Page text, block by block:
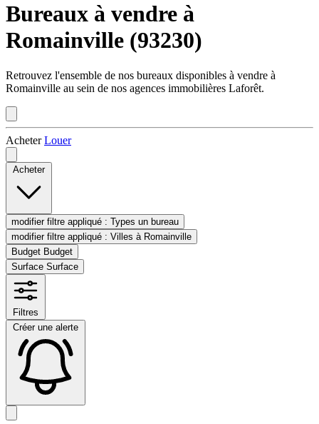
Bureaux à vendre à
Romainville (93230)
Retrouvez l'ensemble de nos bureaux disponibles à vendre à
Romainville au sein de nos agences immobilières Laforêt.
AcheterLouer
Acheter
modifier filtre appliqué : Types un bureau
modifier filtre appliqué : Villes à Romainville
Budget Budget
Surface Surface
Filtres
Créer une alerte